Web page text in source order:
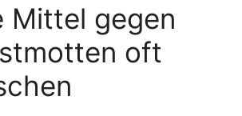
Mittel gegen
oft